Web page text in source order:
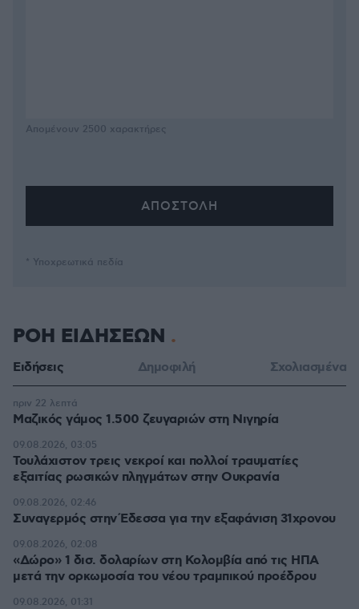
Απομένουν 2500 χαρακτήρες
* Υποχρεωτικά πεδία
ΡΟΗ ΕΙΔΗΣΕΩΝ
Ειδήσεις Δημοφιλή Σχολιασμένα
Μαζικός γάμος 1.500 ζευγαριών στη Νιγηρία
πριν 22 λεπτά
Τουλάχιστον τρεις νεκροί και πολλοί τραυματίες
εξαιτίας ρωσικών πληγμάτων στην Ουκρανία
09.08.2026, 03:05
Συναγερμός στην Έδεσσα για την εξαφάνιση 31χρονου
09.08.2026, 02:46
«Δώρο» 1 δισ. δολαρίων στη Κολομβία από τις ΗΠΑ
μετά την ορκωμοσία του νέου τραμπικού προέδρου
09.08.2026, 02:08
09.08.2026, 01:31